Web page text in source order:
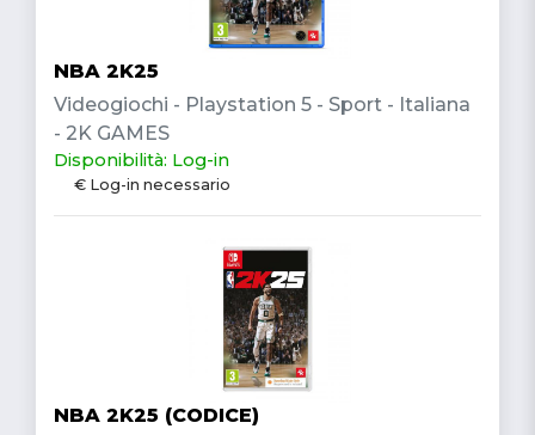
NBA 2K25
Videogiochi - Playstation 5 - Sport - Italiana
- 2K GAMES
Disponibilità: Log-in
€ Log-in necessario
NBA 2K25 (CODICE)